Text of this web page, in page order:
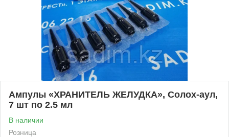
Ампулы «ХРАНИТЕЛЬ ЖЕЛУДКА», Солох-аул,
7 шт по 2.5 мл
В наличии
Розница